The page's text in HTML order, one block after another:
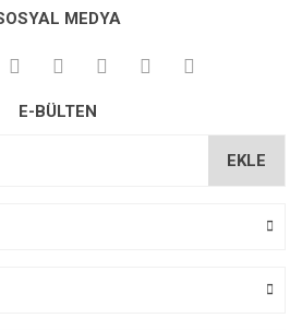
MEDYA
E-BÜLTEN
EKLE